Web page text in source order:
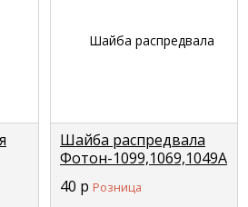
Шайба распредвала
Фотон-1099,1069,1049А
FOTON Т33153121
40 р Розница